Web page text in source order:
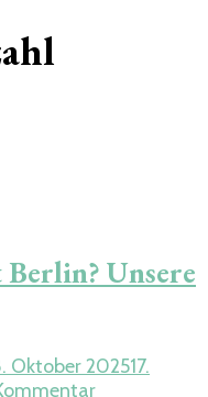
Unsere
Oktober 202517.
zu